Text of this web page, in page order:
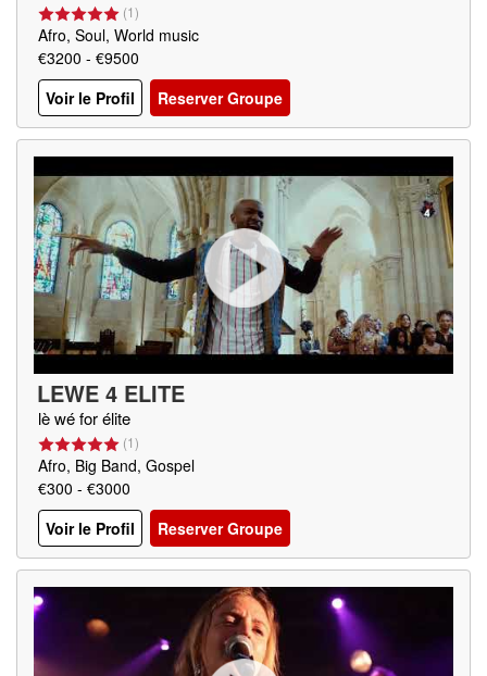
(1)
Afro, Soul, World music
€3200 - €9500
Voir le Profil
Reserver Groupe
LEWE 4 ELITE
lè wé for élite
(1)
Afro, Big Band, Gospel
€300 - €3000
Voir le Profil
Reserver Groupe